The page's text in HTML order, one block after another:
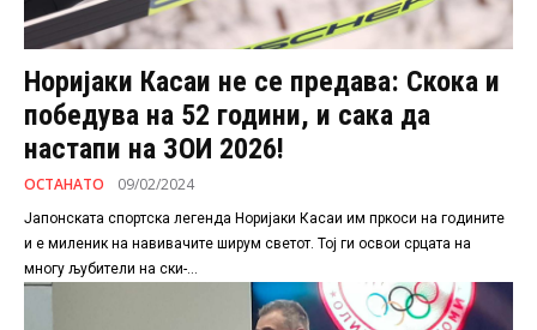
Норијаки Касаи не се предава: Скока и
победува на 52 години, и сака да
настапи на ЗОИ 2026!
ОСТАНАТО 09/02/2024
Јапонската спортска легенда Норијаки Касаи им пркоси на годините
и е миленик на навивачите ширум светот. Тој ги освои срцата на
многу љубители на ски-...